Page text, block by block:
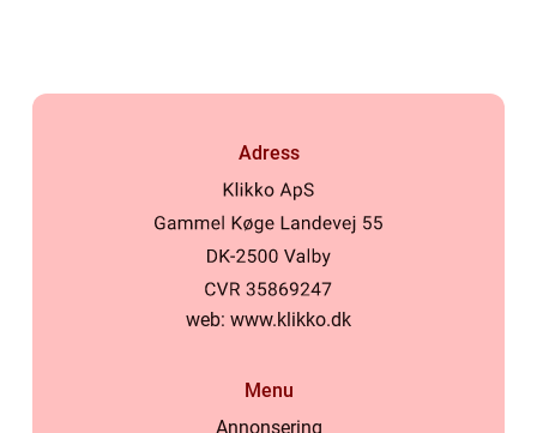
Adress
web: www.klikko.dk
Menu
Annonsering